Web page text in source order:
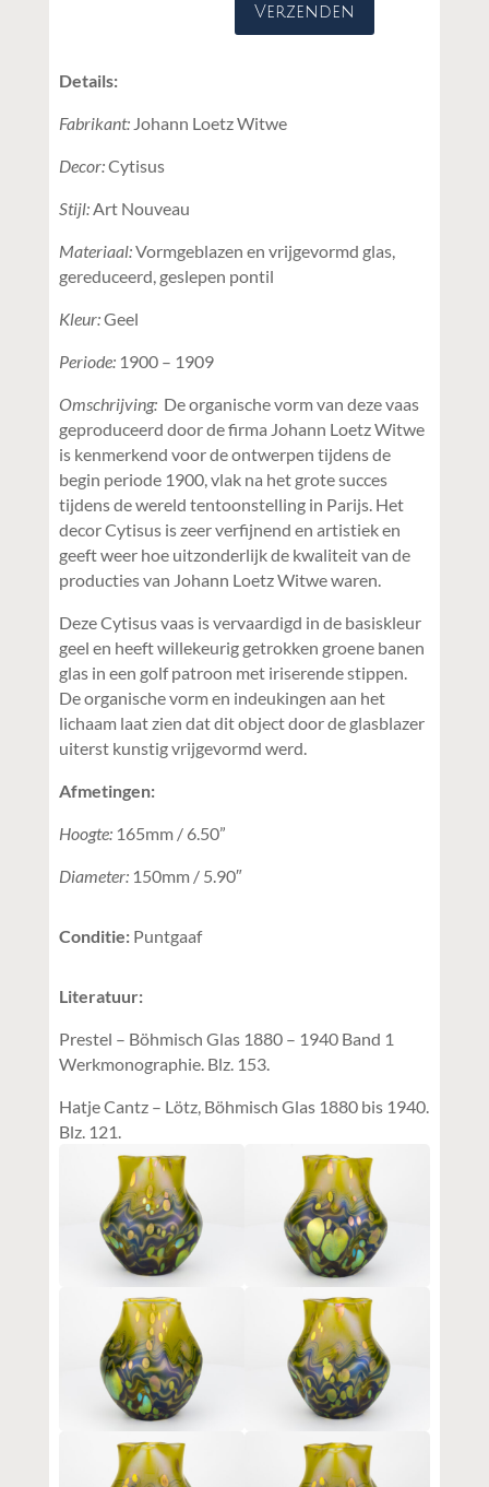
Verzenden
Details:
Fabrikant:Johann Loetz Witwe
Decor:Cytisus
Stijl:Art Nouveau
Materiaal:Vormgeblazen en vrijgevormd glas,
gereduceerd, geslepen pontil
Kleur:Geel
Periode:1900 – 1909
Omschrijving:De organische vorm van deze vaas
geproduceerd door de firma Johann Loetz Witwe
is kenmerkend voor de ontwerpen tijdens de
begin periode 1900, vlak na het grote succes
tijdens de wereld tentoonstelling in Parijs. Het
decor Cytisus is zeer verfijnend en artistiek en
geeft weer hoe uitzonderlijk de kwaliteit van de
producties van Johann Loetz Witwe waren.
Deze Cytisus vaas is vervaardigd in de basiskleur
geel en heeft willekeurig getrokken groene banen
glas in een golf patroon met iriserende stippen.
De organische vorm en indeukingen aan het
lichaam laat zien dat dit object door de glasblazer
uiterst kunstig vrijgevormd werd.
Afmetingen:
Hoogte: 165mm / 6.50”
Diameter: 150mm / 5.90″
Conditie:Puntgaaf
Literatuur:
Prestel – Böhmisch Glas 1880 – 1940 Band 1
Werkmonographie. Blz. 153.
Hatje Cantz – Lötz, Böhmisch Glas 1880 bis 1940.
Blz. 121.